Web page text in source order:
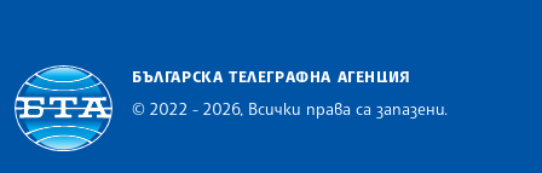
БЪЛГАРСКА ТЕЛЕГРАФНА АГЕНЦИЯ
© 2022 - 2026, Всички права са запазени.